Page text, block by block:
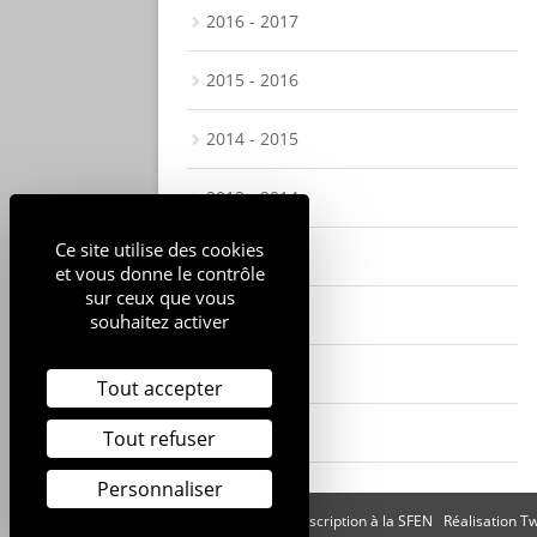
2016 - 2017
2015 - 2016
2014 - 2015
2013 - 2014
2012 - 2013
2011 - 2012
2010 - 2011
2009 - 2010
Inscription à la SFEN Réalisation
Ce site utilise des cookies
et vous donne le contrôle
sur ceux que vous
souhaitez activer
Tout accepter
Tout refuser
Personnaliser